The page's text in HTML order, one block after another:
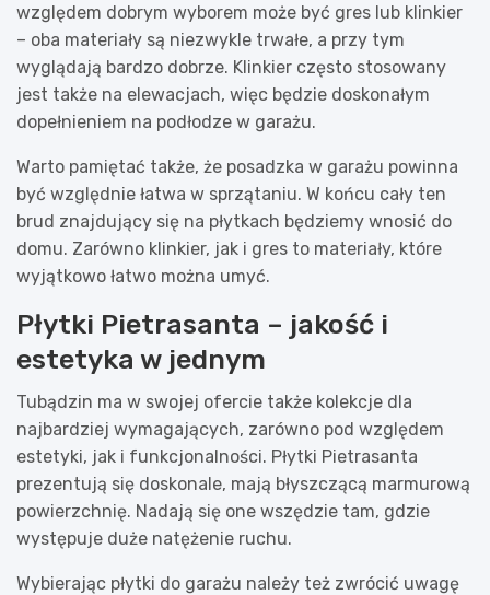
względem dobrym wyborem może być gres lub klinkier
– oba materiały są niezwykle trwałe, a przy tym
wyglądają bardzo dobrze. Klinkier często stosowany
jest także na elewacjach, więc będzie doskonałym
dopełnieniem na podłodze w garażu.
Warto pamiętać także, że posadzka w garażu powinna
być względnie łatwa w sprzątaniu. W końcu cały ten
brud znajdujący się na płytkach będziemy wnosić do
domu. Zarówno klinkier, jak i gres to materiały, które
wyjątkowo łatwo można umyć.
Płytki Pietrasanta – jakość i
estetyka w jednym
Tubądzin ma w swojej ofercie także kolekcje dla
najbardziej wymagających, zarówno pod względem
estetyki, jak i funkcjonalności. Płytki Pietrasanta
prezentują się doskonale, mają błyszczącą marmurową
powierzchnię. Nadają się one wszędzie tam, gdzie
występuje duże natężenie ruchu.
Wybierając płytki do garażu należy też zwrócić uwagę